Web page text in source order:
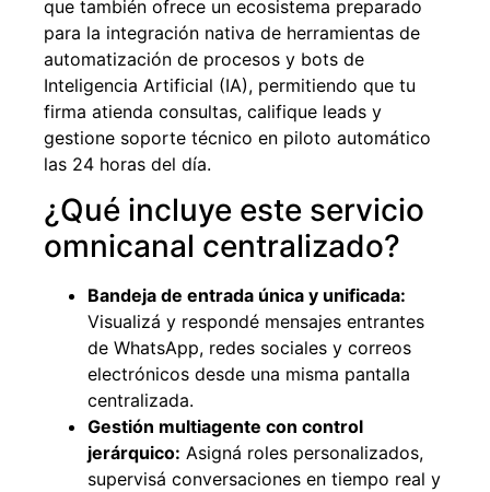
que también ofrece un ecosistema preparado
para la integración nativa de herramientas de
automatización de procesos y bots de
Inteligencia Artificial (IA), permitiendo que tu
firma atienda consultas, califique leads y
gestione soporte técnico en piloto automático
las 24 horas del día.
¿Qué incluye este servicio
omnicanal centralizado?
Bandeja de entrada única y unificada:
Visualizá y respondé mensajes entrantes
de WhatsApp, redes sociales y correos
electrónicos desde una misma pantalla
centralizada.
Gestión multiagente con control
jerárquico: Asigná roles personalizados,
supervisá conversaciones en tiempo real y